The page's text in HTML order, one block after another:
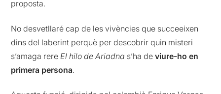
proposta.
No desvetllaré cap de les vivències que succeeixen
dins del laberint perquè per descobrir quin misteri
s’amaga rere El hilo de Ariadna s’ha de viure-ho en
primera persona.